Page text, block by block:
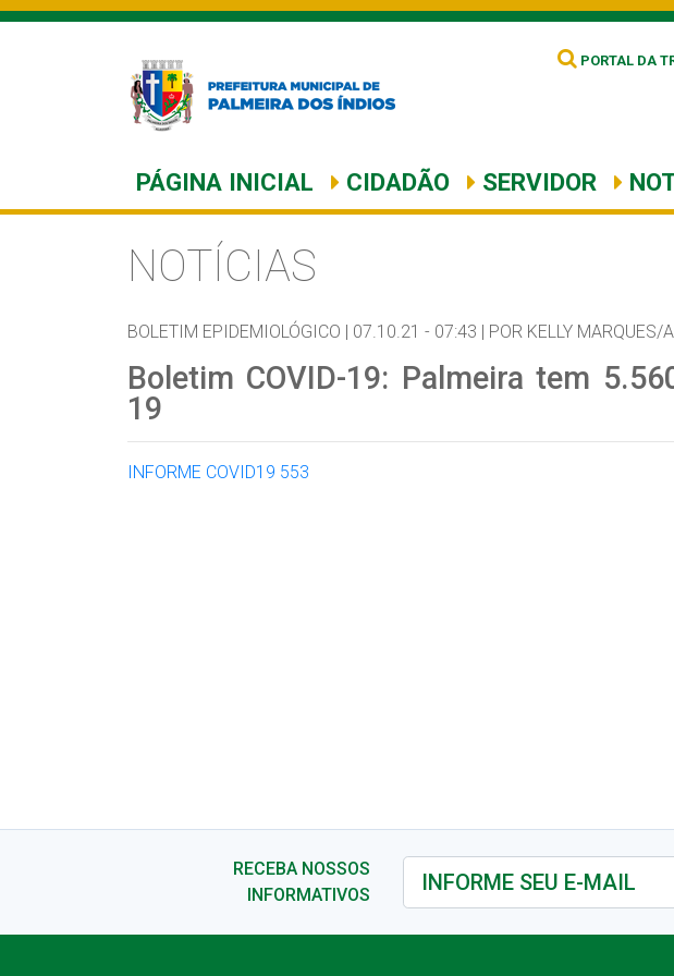
PORTAL DA
PÁGINA INICIAL CIDADÃO SERVIDOR
NOTÍCIAS
BOLETIM EPIDEMIOLÓGICO | 07.10.21 - 07:43 | POR KELLY MARQUES/
Boletim COVID-19: Palmeira tem
19
INFORME COVID19 553
RECEBA NOSSOS
INFORMATIVOS